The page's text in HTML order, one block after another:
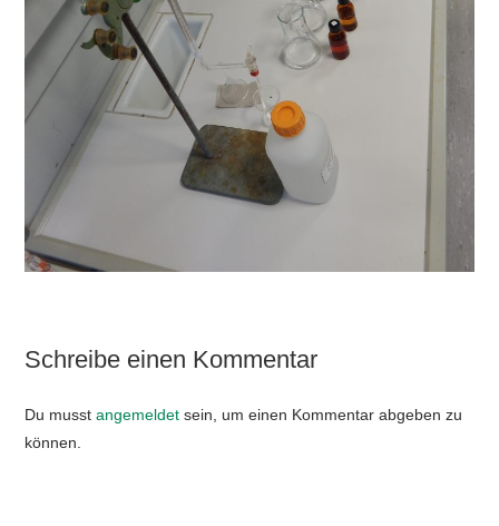
Schreibe einen Kommentar
Du musstangemeldet sein, um einen Kommentar abgeben zu
können.